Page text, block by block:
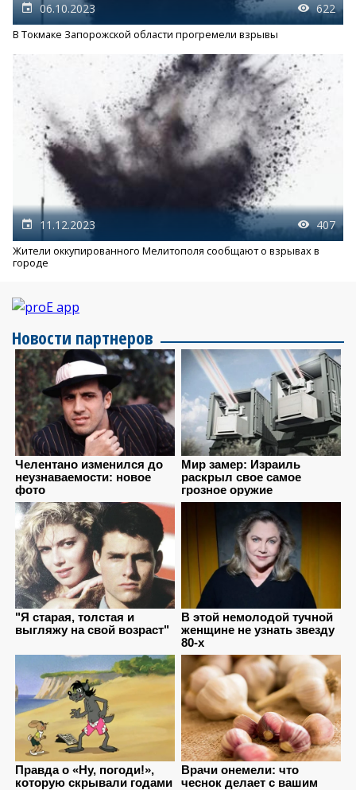
06.10.2023 622
В Токмаке Запорожской области прогремели взрывы
11.12.2023 407
Жители оккупированного Мелитополя сообщают о взрывах в
городе
Новости партнеров